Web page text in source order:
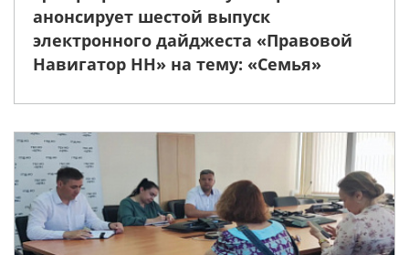
анонсирует шестой выпуск
электронного дайджеста «Правовой
Навигатор НН» на тему: «Семья»